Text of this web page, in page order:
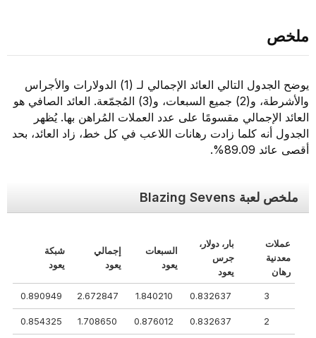
ملخص
يوضح الجدول التالي العائد الإجمالي لـ (1) الدولارات والأجراس
والأشرطة، و(2) جميع السبعات، و(3) المُجمّعة. العائد الصافي هو
العائد الإجمالي مقسومًا على عدد العملات المُراهن بها. يُظهر
الجدول أنه كلما زادت رهانات اللاعب في كل خط، زاد العائد، بحد
أقصى عائد 89.09%.
ملخص لعبة Blazing Sevens
عملات
معدنية
رهان
بار، دولار،
جرس
يعود
السبعات
يعود
إجمالي
يعود
شبكة
يعود
0.832637
1.840210
2.672847
0.890949
0.832637
0.876012
1.708650
0.854325